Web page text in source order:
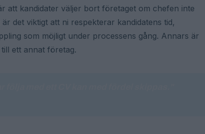
att kandidater väljer bort företaget om chefen inte
det viktigt att ni respekterar kandidatens tid,
som möjligt under processens gång. Annars är
ett annat företag.
med ett CV kan med fördel skippas."